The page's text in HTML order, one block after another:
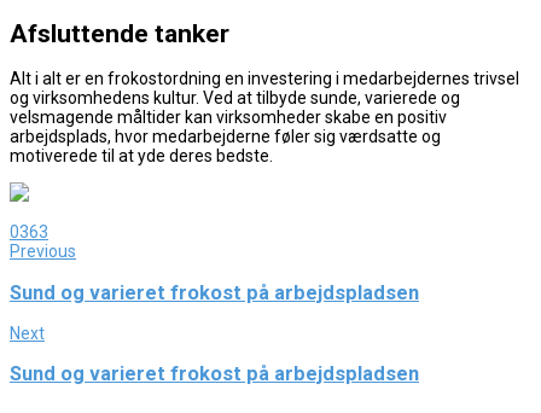
Afsluttende tanker
Alt i alt er en frokostordning en investering i medarbejdernes trivsel
og virksomhedens kultur. Ved at tilbyde sunde, varierede og
velsmagende måltider kan virksomheder skabe en positiv
arbejdsplads, hvor medarbejderne føler sig værdsatte og
motiverede til at yde deres bedste.
0363
Previous
Sund og varieret frokost på arbejdspladsen
Next
Sund og varieret frokost på arbejdspladsen